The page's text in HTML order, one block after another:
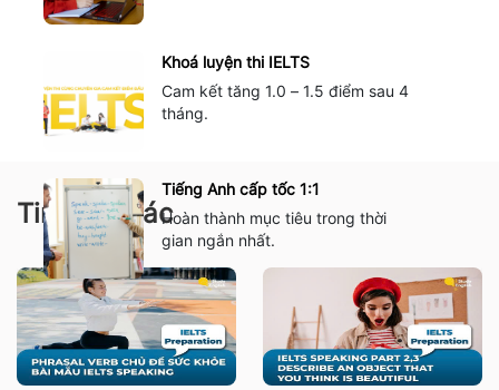
Khoá luyện thi IELTS
Cam kết tăng 1.0 – 1.5 điểm sau 4
tháng.
Tiếng Anh cấp tốc 1:1
Hoàn thành mục tiêu trong thời
gian ngắn nhất.
Tin tức khác